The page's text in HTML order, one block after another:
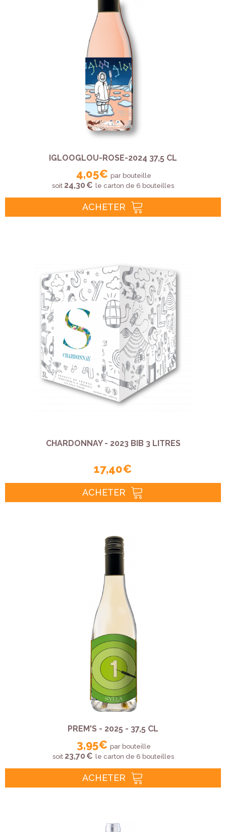
IGLOOGLOU-ROSE-2024 37,5 CL
4,05 € par bouteille
soit 24,30 € le carton de 6 bouteilles
ACHETER
CHARDONNAY - 2023 BIB 3 LITRES
17,40 €
ACHETER
PREM'S - 2025 - 37,5 CL
3,95 € par bouteille
soit 23,70 € le carton de 6 bouteilles
ACHETER